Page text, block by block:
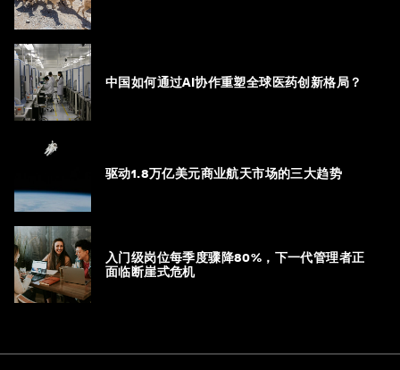
中国如何通过AI协作重塑全球医药创新格局？
驱动1.8万亿美元商业航天市场的三大趋势
入门级岗位每季度骤降80%，下一代管理者正
面临断崖式危机